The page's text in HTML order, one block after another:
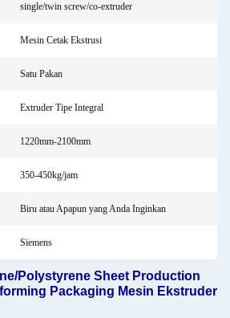
single/twin screw/co-extruder
Mesin Cetak Ekstrusi
Satu Pakan
Extruder Tipe Integral
1220mm-2100mm
350-450kg/jam
Biru atau Apapun yang Anda Inginkan
Siemens
Polystyrene Sheet Production
Packaging Mesin Ekstruder